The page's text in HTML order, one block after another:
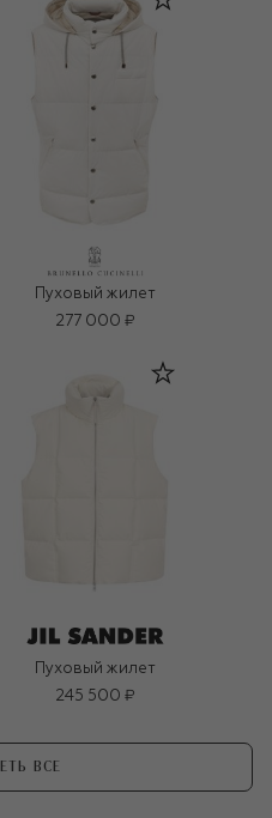
Пуховый жилет
277 000 ₽
Пуховый жилет
245 500 ₽
ВСЕ